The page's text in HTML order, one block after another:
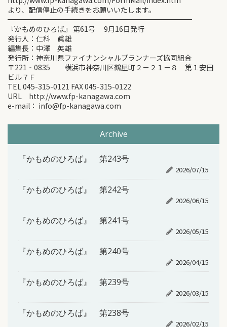
より、配信停止の手続きをお願いいたします。
━━━━━━━━━━━━━━━━━━━━━━━━━━
『かもめのひろば』 第61号 9月16日発行
発行人：仁科 眞雄
編集長：中澤 英雄
発行所：神奈川県ファイナンシャルプランナーズ協同組合
〒221‐0835 横浜市神奈川区鶴屋町２－２１－８ 第１安田
ビル７Ｆ
TEL 045-315-0121 FAX 045-315-0122
URL http://www.fp-kanagawa.com
e-mail： info@fp-kanagawa.com
Archive
『かもめのひろば』 第243号
2026/07/15
『かもめのひろば』 第242号
2026/06/15
『かもめのひろば』 第241号
2026/05/15
『かもめのひろば』 第240号
2026/04/15
『かもめのひろば』 第239号
2026/03/15
『かもめのひろば』 第238号
2026/02/15